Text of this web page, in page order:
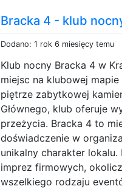
Bracka 4 - klub
Dodano: 1 rok 6 miesięcy temu
Klub nocny Bracka 4 w
miejsc na klubowej
piętrze zabytkowej
Głównego, klub oferuje
przeżycia. Bracka 4 to
doświadczenie w
unikalny charakter
imprez firmowych,
wszelkiego rodzaju